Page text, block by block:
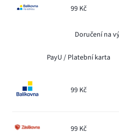
99 Kč
Doručení na
PayU / Platební karta
99 Kč
99 Kč